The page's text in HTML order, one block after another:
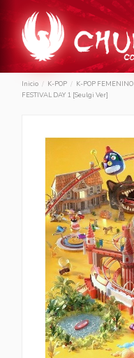
Inicio K-POP K-POP FEMENINO
FESTIVAL DAY 1 [Seulgi Ver]